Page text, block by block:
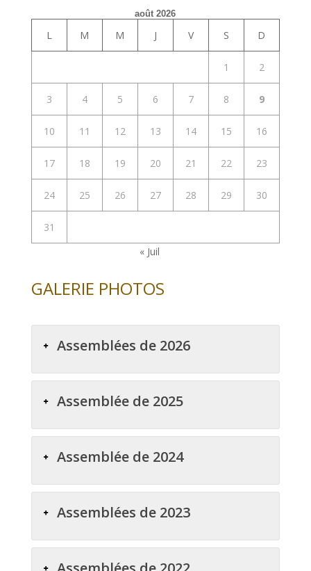
août 2026
L M M J V S D
1 2
3 4 5 6 7 8 9
10 11 12 13 14 15 16
17 18 19 20 21 22 23
24 25 26 27 28 29 30
31
« Juil
GALERIE PHOTOS
Assemblées de 2026
Assemblée de 2025
Assemblée de 2024
Assemblées de 2023